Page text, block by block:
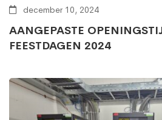
december 10, 2024
AANGEPASTE
FEESTDAGEN 2024